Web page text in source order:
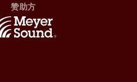
赞助方